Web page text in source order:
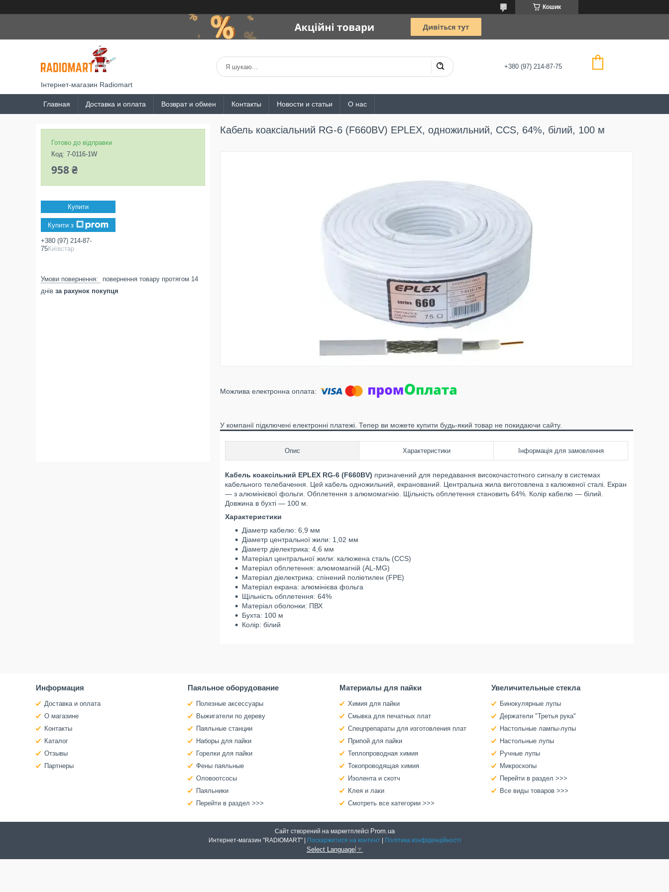
Кошик
Інтернет-магазин Radiomart
+380 (97) 214-87-75
Главная Доставка и оплата Возврат и обмен Контакты Новости и статьи О нас
Кабель коаксіальний RG-6 (F660BV) EPLEX, одножильний, CCS, 64%, білий, 100 м
У компанії підключені електронні платежі. Тепер ви можете купити будь-який товар не покидаючи сайту.
Опис Характеристики Інформація для замовлення
Кабель коаксільний EPLEX RG-6 (F660BV) призначений для передавання високочастотного сигналу в системах
кабельного телебачення. Цей кабель одножильний, екранований. Центральна жила виготовлена з калюженої сталі. Екран
— з алюмінієвої фольги. Обплетення з алюмомагнію. Щільність обплетення становить 64%. Колір кабелю — білий.
Довжина в бухті — 100 м.
Характеристики
Діаметр кабелю: 6,9 мм
Діаметр центральної жили: 1,02 мм
Діаметр діелектрика: 4,6 мм
Матеріал центральної жили: калюжена сталь (CCS)
Матеріал обплетення: алюмомагній (AL-MG)
Матеріал діелектрика: спінений поліетилен (FРЕ)
Матеріал екрана: алюмінієва фольга
Щільність обплетення: 64%
Матеріал оболонки: ПВХ
Бухта: 100 м
Колір: білий
Готово до відправки
Код: 7-0116-1W
958 ₴
Купити
Купити з
+380 (97) 214-87-
75Київстар
повернення товару протягом 14
днів за рахунок покупця
Информация
Доставка и оплата
О магазине
Контакты
Каталог
Отзывы
Партнеры
Паяльное оборудование
Полезные аксессуары
Выжигатели по дереву
Паяльные станции
Наборы для пайки
Горелки для пайки
Фены паяльные
Оловоотсосы
Паяльники
Перейти в раздел >>>
Материалы для пайки
Химия для пайки
Смывка для печатных плат
Спецпрепараты для изготовления плат
Припой для пайки
Теплопроводная химия
Токопроводящая химия
Изолента и скотч
Клея и лаки
Смотреть все категории >>>
Увеличительные стекла
Бинокулярные лупы
Держатели "Третья рука"
Настольные лампы-лупы
Настольные лупы
Ручные лупы
Микроскопы
Перейти в раздел >>>
Все виды товаров >>>
Сайт створений на маркетплейсі Prom.ua
Поскаржитися на контент Політика конфіденційності
Select Language ▼